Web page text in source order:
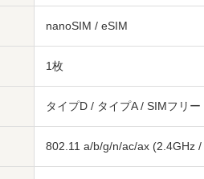
nanoSIM / eSIM
1枚
タイプD / タイプA / SIMフリー
802.11 a/b/g/n/ac/ax (2.4GHz